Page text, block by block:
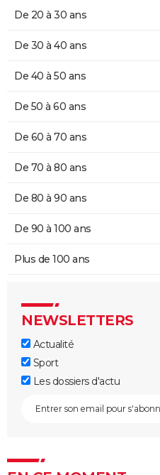
De 20 à 30 ans
De 30 à 40 ans
De 40 à 50 ans
De 50 à 60 ans
De 60 à 70 ans
De 70 à 80 ans
De 80 à 90 ans
De 90 à 100 ans
Plus de 100 ans
NEWSLETTERS
Actualité
Sport
Les dossiers d'actu